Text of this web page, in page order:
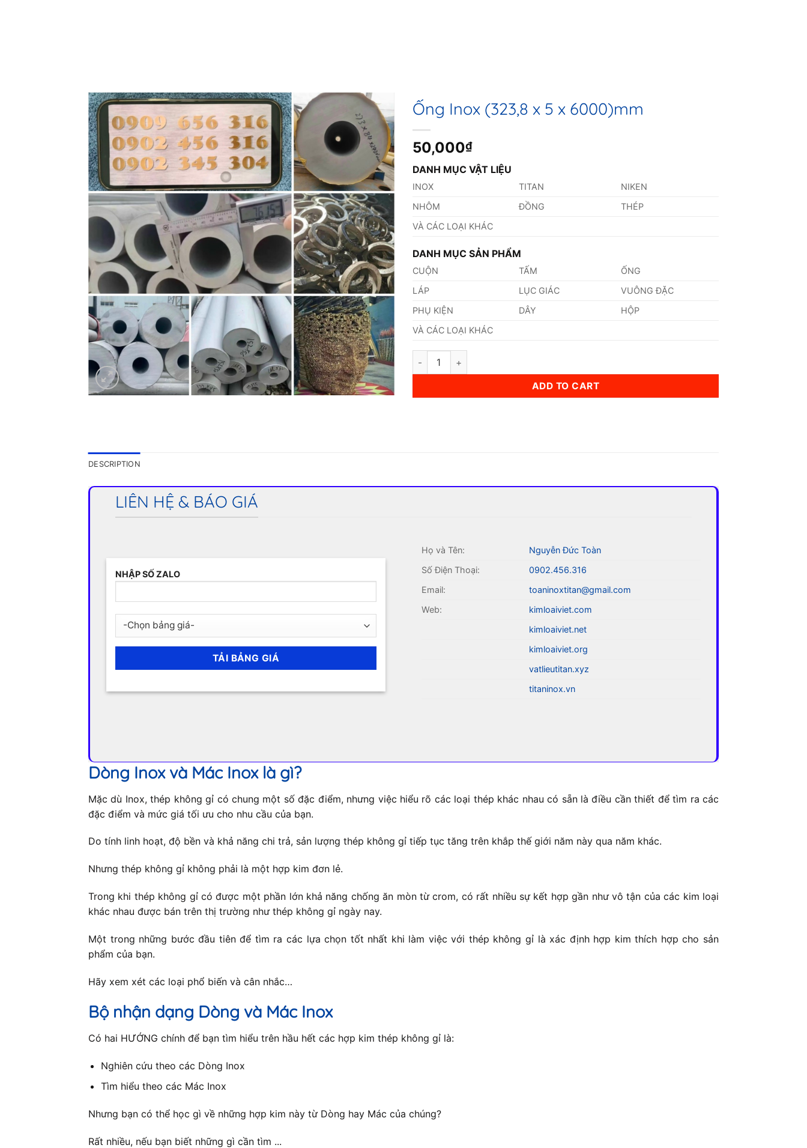
Ống Inox (323,8 x 5 x 6000)mm
50,000₫
DANH MỤC VẬT LIỆU
INOX TITAN
NIKEN
NHÔM
ĐỒNG
THÉP
VÀ CÁC LOẠI KHÁC
DANH MỤC SẢN PHẨM
CUỘN TẤM
ỐNG
LÁP
LỤC GIÁC
VUÔNG ĐẶC
PHỤ KIỆN
DÂY
HỘP
VÀ CÁC LOẠI KHÁC
Ống Inox (323,8 x 5 x 6000)mm quantity
ADD TO CART
DESCRIPTION
LIÊN HỆ & BÁO GIÁ
NHẬP SỐ ZALO
Họ và Tên:
Nguyễn Đức Toàn
Số Điện Thoại:
0902.456.316
Email:
toaninoxtitan@gmail.com
Web:
kimloaiviet.com
kimloaiviet.net
kimloaiviet.org
vatlieutitan.xyz
titaninox.vn
Dòng Inox và Mác Inox là gì?
Mặc dù Inox, thép không gỉ có chung một số đặc điểm, nhưng việc hiểu rõ các loại thép khác nhau có sẵn là điều cần thiết để tìm ra các
đặc điểm và mức giá tối ưu cho nhu cầu của bạn.
Do tính linh hoạt, độ bền và khả năng chi trả, sản lượng thép không gỉ tiếp tục tăng trên khắp thế giới năm này qua năm khác.
Nhưng thép không gỉ không phải là một hợp kim đơn lẻ.
Trong khi thép không gỉ có được một phần lớn khả năng chống ăn mòn từ crom, có rất nhiều sự kết hợp gần như vô tận của các kim loại
khác nhau được bán trên thị trường như thép không gỉ ngày nay.
Một trong những bước đầu tiên để tìm ra các lựa chọn tốt nhất khi làm việc với thép không gỉ là xác định hợp kim thích hợp cho sản
phẩm của bạn.
Hãy xem xét các loại phổ biến và cân nhắc…
Bộ nhận dạng Dòng và Mác Inox
Có hai HƯỚNG chính để bạn tìm hiểu trên hầu hết các hợp kim thép không gỉ là:
Nghiên cứu theo các Dòng Inox
Tìm hiểu theo các Mác Inox
Nhưng bạn có thể học gì về những hợp kim này từ Dòng hay Mác của chúng?
Rất nhiều, nếu bạn biết những gì cần tìm ...